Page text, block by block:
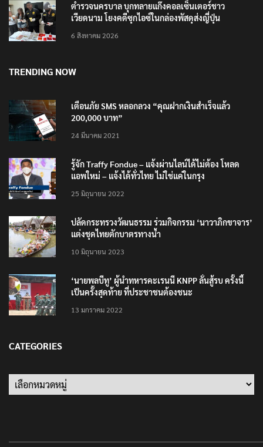
ตำรวจนครบาล บุกทลายแก๊งคอลเซ็นเตอร์ชาว
เวียดนาม โยงคดีซุกไอซ์ในกล่องพัสดุส่งญี่ปุ่น
6 สิงหาคม 2026
TRENDING NOW
เตือนภัย SMS หลอกลวง “คุณฝากเงินสำเร็จแล้ว
200,000 บาท”
24 มีนาคม 2021
รู้จัก Traffy Fondue – แจ้งผ่านไลน์ได้ไม่ต้อง โหลด
แอพใหม่ – แจ้งได้ทั่วไทย ไม่ใช่แค่ในกรุง
25 มิถุนายน 2022
ปลัดกระทรวงวัฒนธรรม ร่วมกิจกรรม ‘นาวาภิกขาจาร’
แต่งชุดไทยตักบาตรทางน้ำ
10 มิถุนายน 2023
‘นายพลบีทู’ ผู้นำทหารคะเรนนี KNPP ลั่นสู้รบ ครั้งนี้
เป็นครั้งสุดท้าย ที่ประชาชนต้องชนะ
13 มกราคม 2022
CATEGORIES
Categories